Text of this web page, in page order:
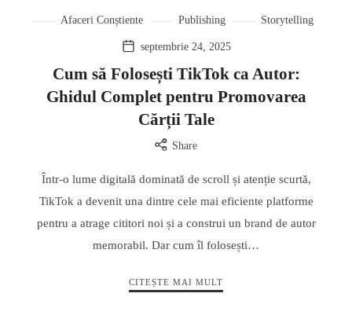
Afaceri Conștiente Publishing Storytelling
septembrie 24, 2025
Cum să Folosești TikTok ca Autor:
Ghidul Complet pentru Promovarea
Cărții Tale
Share
Într-o lume digitală dominată de scroll și atenție scurtă,
TikTok a devenit una dintre cele mai eficiente platforme
pentru a atrage cititori noi și a construi un brand de autor
memorabil. Dar cum îl folosești…
CITEȘTE MAI MULT